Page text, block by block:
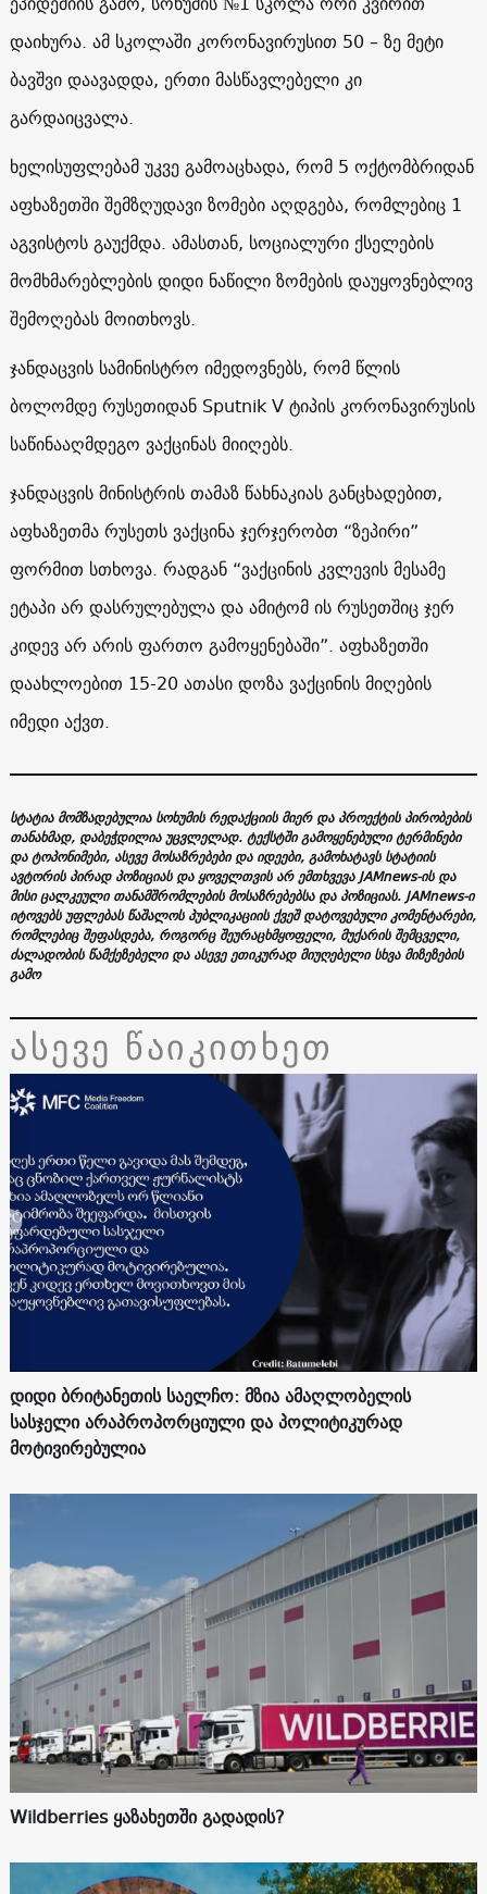
დაიხურა. ამ სკოლაში კორონავირუსით 50 – ზე მეტი
ბავშვი დაავადდა, ერთი მასწავლებელი კი
გარდაიცვალა.
ხელისუფლებამ უკვე გამოაცხადა, რომ 5 ოქტომბრიდან
აფხაზეთში შემზღუდავი ზომები აღდგება, რომლებიც 1
აგვისტოს გაუქმდა. ამასთან, სოციალური ქსელების
მომხმარებლების დიდი ნაწილი ზომების დაუყოვნებლივ
შემოღებას მოითხოვს.
ჯანდაცვის სამინისტრო იმედოვნებს, რომ წლის
ბოლომდე რუსეთიდან Sputnik V ტიპის კორონავირუსის
საწინააღმდეგო ვაქცინას მიიღებს.
ჯანდაცვის მინისტრის თამაზ წახნაკიას განცხადებით,
აფხაზეთმა რუსეთს ვაქცინა ჯერჯერობთ “ზეპირი”
ფორმით სთხოვა. რადგან “ვაქცინის კვლევის მესამე
ეტაპი არ დასრულებულა და ამიტომ ის რუსეთშიც ჯერ
კიდევ არ არის ფართო გამოყენებაში”. აფხაზეთში
დაახლოებით 15-20 ათასი დოზა ვაქცინის მიღების
იმედი აქვთ.
სტატია მომზადებულია სოხუმის რედაქციის მიერ და პროექტის პირობების
თანახმად, დაბეჭდილია უცვლელად. ტექსტში გამოყენებული ტერმინები
და ტოპონიმები, ასევე მოსაზრებები და იდეები, გამოხატავს სტატიის
ავტორის პირად პოზიციას და ყოველთვის არ ემთხვევა JAMnews-ის და
მისი ცალკეული თანამშრომლების მოსაზრებებსა და პოზიციას. JAMnews-ი
იტოვებს უფლებას წაშალოს პუბლიკაციის ქვეშ დატოვებული კომენტარები,
რომლებიც შეფასდება, როგორც შეურაცხმყოფელი, მუქარის შემცველი,
ძალადობის წამქეზებელი და ასევე ეთიკურად მიუღებელი სხვა მიზეზების
გამო
ასევე წაიკითხეთ
დიდი ბრიტანეთის საელჩო: მზია ამაღლობელის
სასჯელი არაპროპორციული და პოლიტიკურად
მოტივირებულია
Wildberries ყაზახეთში გადადის?